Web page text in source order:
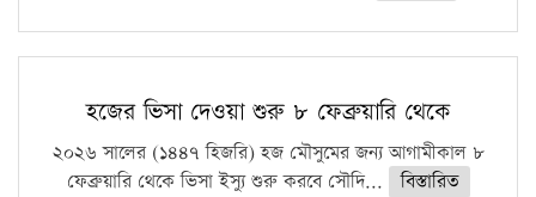
হজের ভিসা দেওয়া শুরু ৮ ফেব্রুয়ারি থেকে
২০২৬ সালের (১৪৪৭ হিজরি) হজ মৌসুমের জন্য আগামীকাল ৮
ফেব্রুয়ারি থেকে ভিসা ইস্যু শুরু করবে সৌদি...
বিস্তারিত